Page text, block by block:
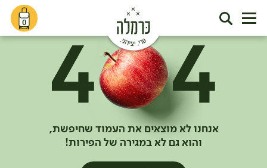
0
אנחנו לא מוצאים את העמוד שחיפשת,
והוא גם לא במגירה של הפירות!